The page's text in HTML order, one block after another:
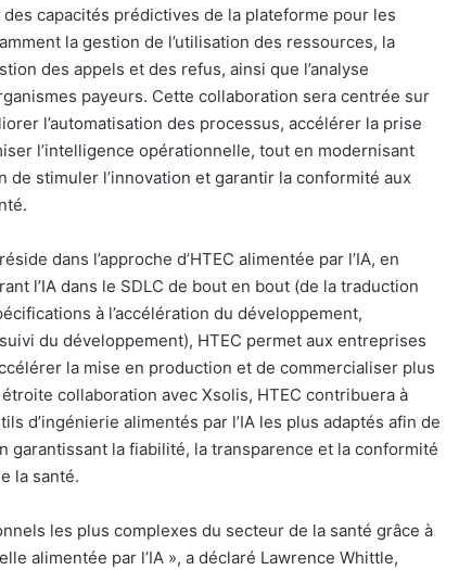
capacités prédictives de la plateforme pour les
la gestion de l’utilisation des ressources, la
des appels et des refus, ainsi que l’analyse
payeurs. Cette collaboration sera centrée sur
l’automatisation des processus, accélérer la prise
l’intelligence opérationnelle, tout en modernisant
de stimuler l’innovation et garantir la conformité aux
dans l’approche d’HTEC alimentée par l’IA, en
l’IA dans le SDLC de bout en bout (de la traduction
à l’accélération du développement,
du développement), HTEC permet aux entreprises
la mise en production et de commercialiser plus
collaboration avec Xsolis, HTEC contribuera à
d’ingénierie alimentés par l’IA les plus adaptés afin de
la fiabilité, la transparence et la conformité
la santé.
les plus complexes du secteur de la santé grâce à
alimentée par l’IA », a déclaré Lawrence Whittle,